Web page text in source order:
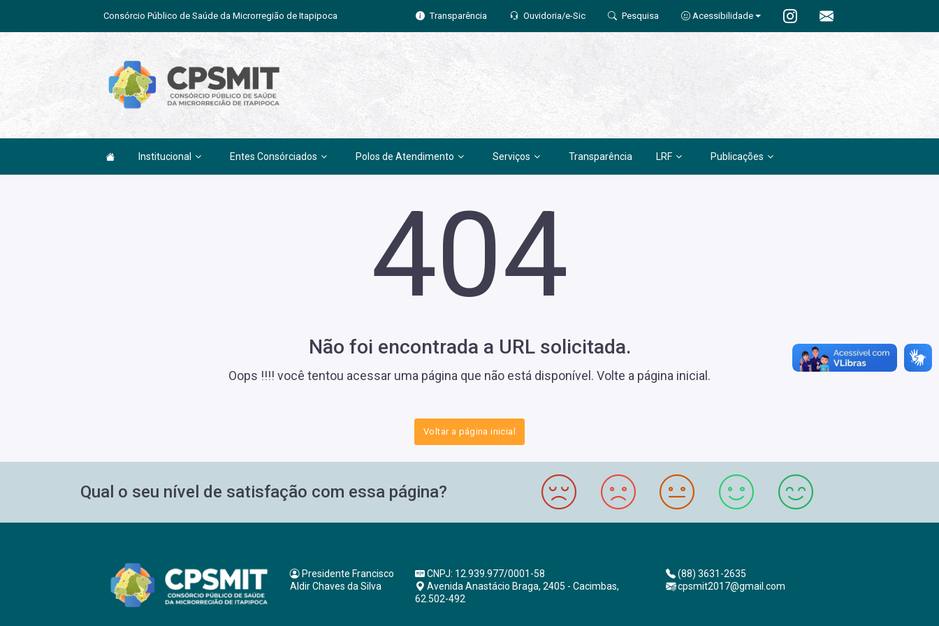
Consórcio Público de Saúde da Microrregião de Itapipoca Transparência Ouvidoria/e-Sic Pesquisa Acessibilidade
Institucional Entes Consórciados Polos de Atendimento Serviços Transparência LRF Publicações
404
Não foi encontrada a URL solicitada.
Oops !!!! você tentou acessar uma página que não está disponível. Volte a página inicial.
Voltar a página inicial
Qual o seu nível de satisfação com essa página?
Presidente Francisco
Aldir Chaves da Silva
CNPJ: 12.939.977/0001-58
Avenida Anastácio Braga, 2405 - Cacimbas,
62.502-492
(88) 3631-2635
cpsmit2017@gmail.com